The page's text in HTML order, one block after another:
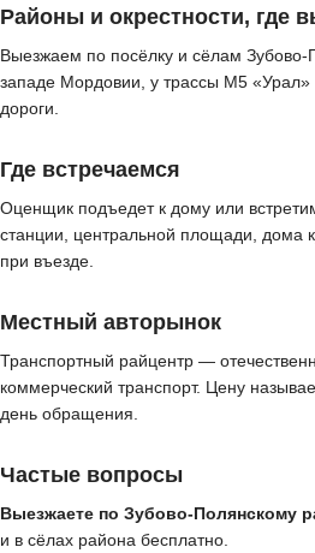
Районы и окрестности, где
Выезжаем по посёлку и сёлам Зубово-
западе Мордовии, у трассы М5
дороги.
Где встречаемся
Оценщик подъедет к дому или
станции, центральной площади, дома
при въезде.
Местный авторынок
Транспортный райцентр —
коммерческий транспорт. Цену
день обращения.
Частые вопросы
Выезжаете по Зубово-Полянскому
и в сёлах района бесплатно.